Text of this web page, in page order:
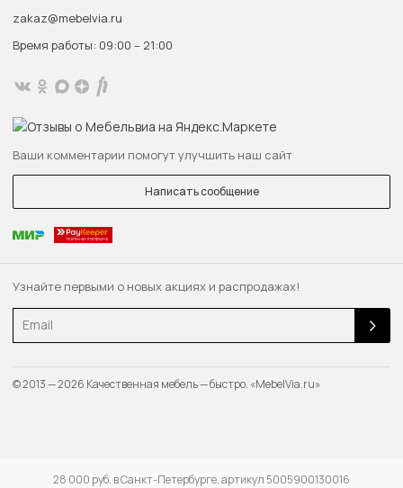
28 000 руб. в Санкт-Петербурге, артикул 5005900130016
Узнайте первыми о новых акциях и распродажах!
Email
zakaz@mebelvia.ru
Время работы: 09:00 – 21:00
Ваши комментарии помогут улучшить наш сайт
Написать сообщение
© 2013 — 2026 Качественная мебель — быстро. «MebelVia.ru»